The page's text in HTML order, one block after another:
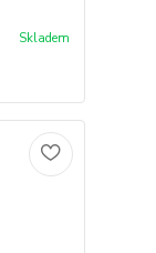
Skladem